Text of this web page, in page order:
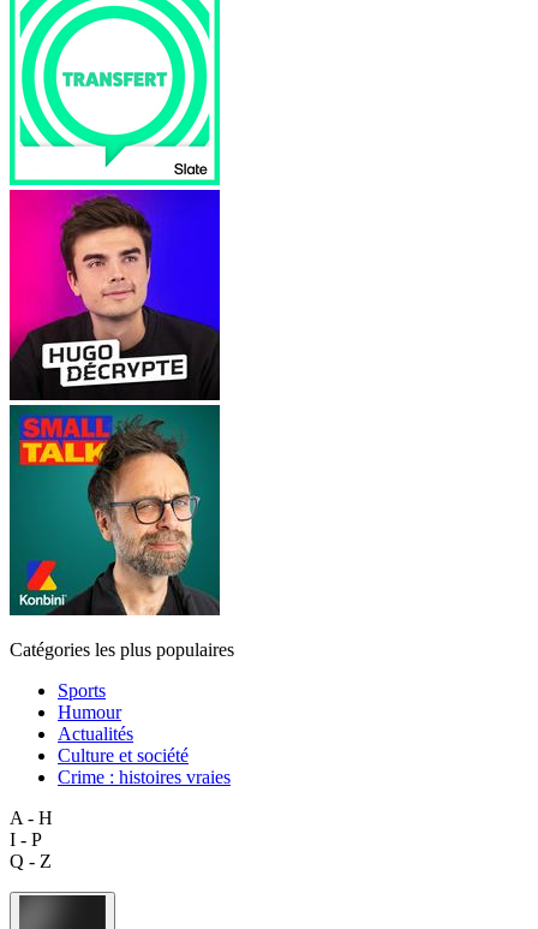
Catégories les plus populaires
Sports
Humour
Actualités
Culture et société
Crime : histoires vraies
A - H
I - P
Q - Z